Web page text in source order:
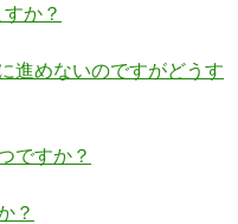
か？
進めないのですがどうす
ですか？
？